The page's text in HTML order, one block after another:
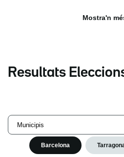
Mostra'n
Resultats
Municipis
Barcelona